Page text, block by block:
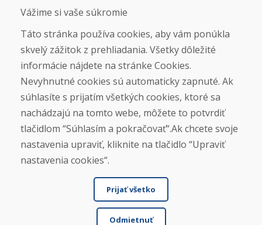
Otváracie hodiny
UKONČENÁ. ĎAKUJEME VÁM ZA
PRIAZEŇ A TEŠÍME SA NA VÁS OPÄŤ
OD 14. 9. 2026.
Nájsť na Google mape
Vážime si vaše súkromie
Táto stránka používa cookies, aby vám ponúkla
skvelý zážitok z prehliadania. Všetky dôležité
informácie nájdete na stránke Cookies.
Nevyhnutné cookies sú automaticky zapnuté. Ak
súhlasíte s prijatím všetkých cookies, ktoré sa
nachádzajú na tomto webe, môžete to potvrdiť
tlačidlom “Súhlasím a pokračovať“.Ak chcete svoje
nastavenia upraviť, kliknite na tlačidlo “Upraviť
nastavenia cookies“.
Prijať všetko
Odmietnuť